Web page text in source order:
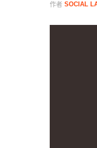
作者 SOCIAL